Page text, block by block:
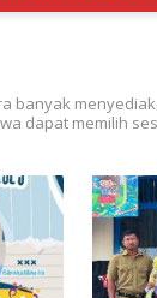
banyak
dapat memilih